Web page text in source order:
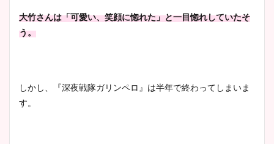
大竹さんは「可愛い、笑顔に惚れた」と一目惚れしていたそ
う。
しかし、『深夜戦隊ガリンペロ』は半年で終わってしまいま
す。